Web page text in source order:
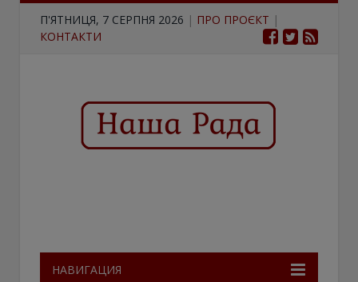
П'ЯТНИЦЯ, 7 СЕРПНЯ 2026 | ПРО ПРОЄКТ |
КОНТАКТИ
НАВИГАЦИЯ